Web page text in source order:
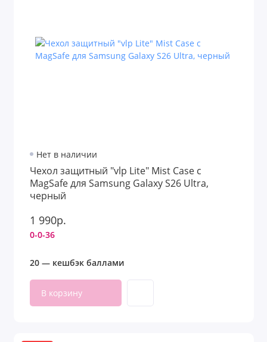
Нет в наличии
Чехол защитный "vlp Lite" Mist Case с
MagSafe для Samsung Galaxy S26 Ultra,
черный
1 990р.
0-0-36
20 — кешбэк баллами
В корзину